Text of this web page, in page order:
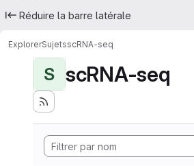
Réduire la barre latérale
ExplorerSujetsscRNA-seq
S scRNA-seq